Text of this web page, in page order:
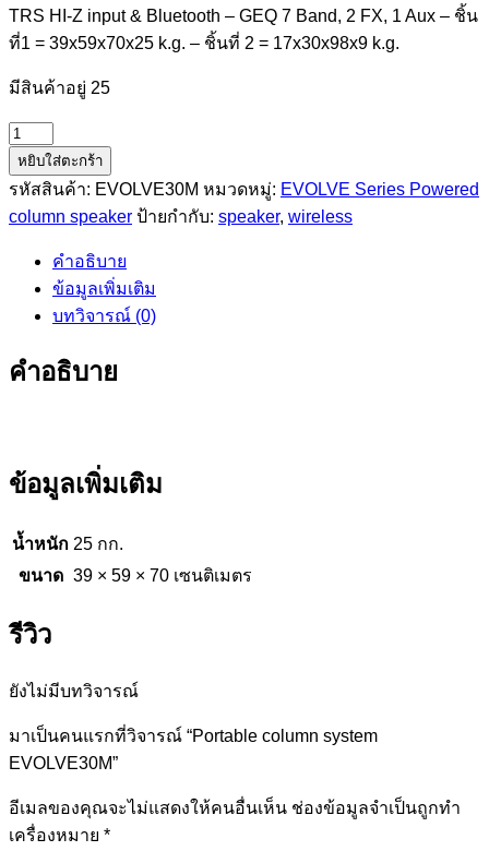
TRS HI-Z input & Bluetooth – GEQ 7 Band, 2 FX, 1 Aux – ชิ้น
ที่1 = 39x59x70x25 k.g. – ชิ้นที่ 2 = 17x30x98x9 k.g.
มีสินค้าอยู่ 25
จำนวน
Portable
column
system
หยิบใส่ตะกร้า
รหัสสินค้า: EVOLVE30M หมวดหมู่: EVOLVE Series Powered
column speaker ป้ายกำกับ: speaker, wireless
คำอธิบาย
ข้อมูลเพิ่มเติม
บทวิจารณ์ (0)
คำอธิบาย
ข้อมูลเพิ่มเติม
น้ำหนัก 25 กก.
ขนาด 39 × 59 × 70 เซนติเมตร
รีวิว
ยังไม่มีบทวิจารณ์
มาเป็นคนแรกที่วิจารณ์ “Portable column system
EVOLVE30M”
อีเมลของคุณจะไม่แสดงให้คนอื่นเห็น ช่องข้อมูลจำเป็นถูกทำ
เครื่องหมาย *